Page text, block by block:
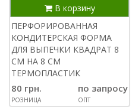
В корзину
ПЕРФОРИРОВАННАЯ
КОНДИТЕРСКАЯ ФОРМА
ДЛЯ ВЫПЕЧКИ КВАДРАТ 8
СМ НА 8 СМ
ТЕРМОПЛАСТИК
80 грн.
РОЗНИЦА
по запросу
ОПТ